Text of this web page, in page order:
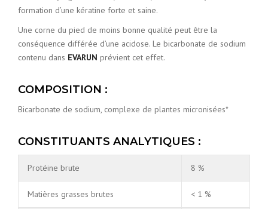
formation d’une kératine forte et saine.
Une corne du pied de moins bonne qualité peut être la
conséquence différée d’une acidose. Le bicarbonate de sodium
contenu dans EVARUN prévient cet effet.
COMPOSITION :
Bicarbonate de sodium, complexe de plantes micronisées*
CONSTITUANTS ANALYTIQUES :
Protéine brute 8 %
Matières grasses brutes < 1 %